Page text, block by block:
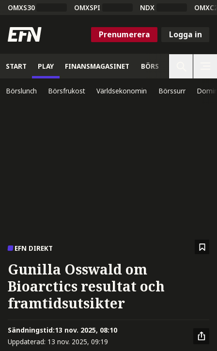
OMXS30 OMXSPI NDX
Prenumerera Logga in
START PLAY FINANSMAGASINET BÖRS
Börslunch Börsfrukost Världsekonomin Börssurr
EFN DIREKT
Gunilla Osswald om
Bioarctics resultat och
framtidsutsikter
Sändningstid:13 nov. 2025, 08:10
Uppdaterad: 13 nov. 2025, 09:19